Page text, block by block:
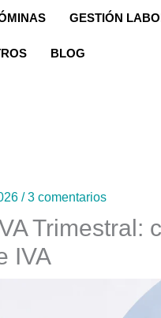
GESTIÓN
BLOG
/3 comentarios
Trimestral:
IVA